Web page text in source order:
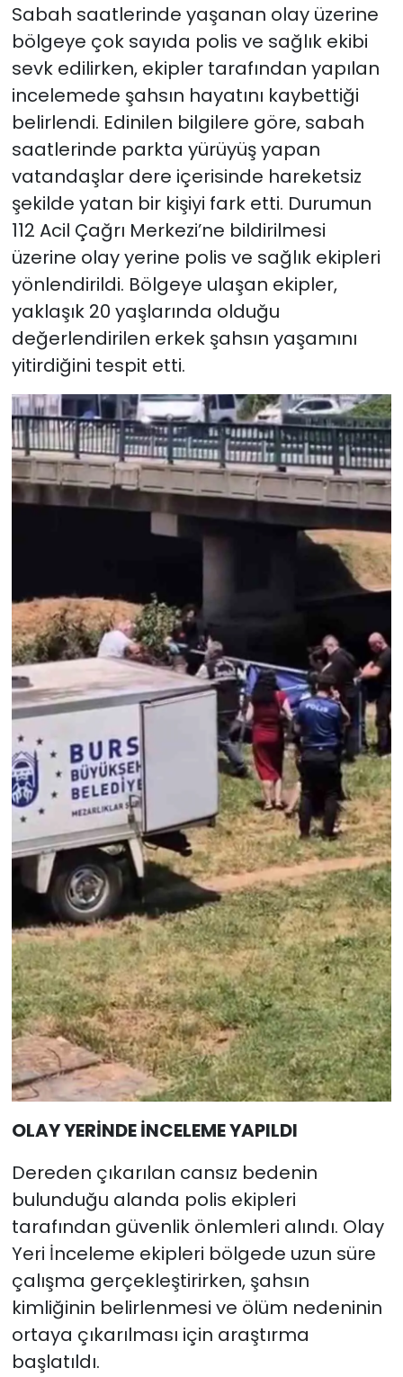
Sabah saatlerinde yaşanan olay üzerine
bölgeye çok sayıda polis ve sağlık ekibi
sevk edilirken, ekipler tarafından yapılan
incelemede şahsın hayatını kaybettiği
belirlendi. Edinilen bilgilere göre, sabah
saatlerinde parkta yürüyüş yapan
vatandaşlar dere içerisinde hareketsiz
şekilde yatan bir kişiyi fark etti. Durumun
112 Acil Çağrı Merkezi’ne bildirilmesi
üzerine olay yerine polis ve sağlık ekipleri
yönlendirildi. Bölgeye ulaşan ekipler,
yaklaşık 20 yaşlarında olduğu
değerlendirilen erkek şahsın yaşamını
yitirdiğini tespit etti.
OLAY YERİNDE İNCELEME YAPILDI
Dereden çıkarılan cansız bedenin
bulunduğu alanda polis ekipleri
tarafından güvenlik önlemleri alındı. Olay
Yeri İnceleme ekipleri bölgede uzun süre
çalışma gerçekleştirirken, şahsın
kimliğinin belirlenmesi ve ölüm nedeninin
ortaya çıkarılması için araştırma
başlatıldı.